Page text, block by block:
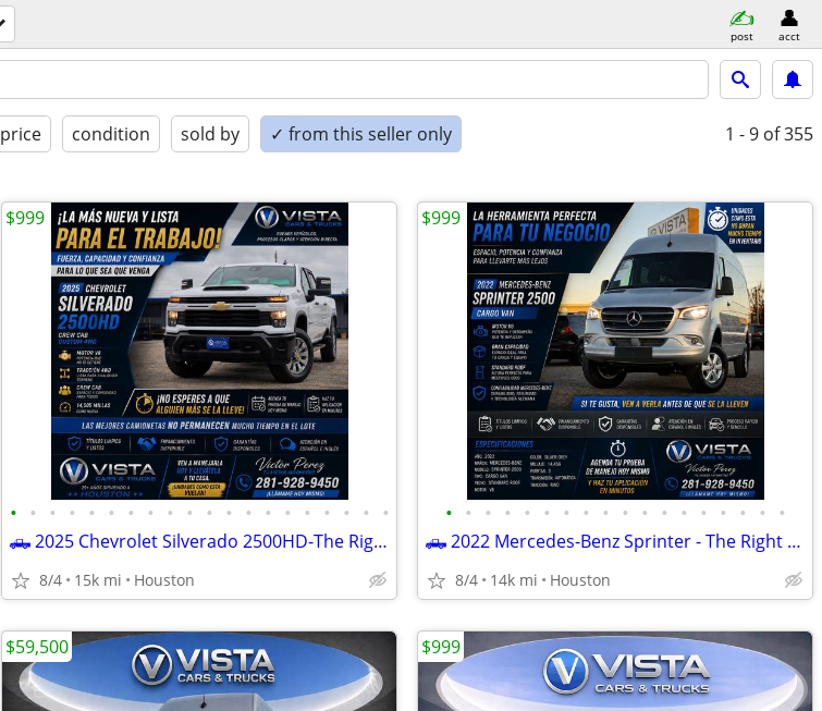
post acct
price condition sold by ✓ from this seller only 1 - 9 of 355
• • • • • • • • • • • • • • • • • • • •
🛻 2025 Chevrolet Silverado 2500HD-The Right Car for You-CALL Victor
8/4 15k mi Houston
$999
• • • • • • • • • • • • • • • • • •
🛻 2022 Mercedes-Benz Sprinter - The Right Car for You - CALL Victor
8/4 14k mi Houston
$999
$59,500 $999